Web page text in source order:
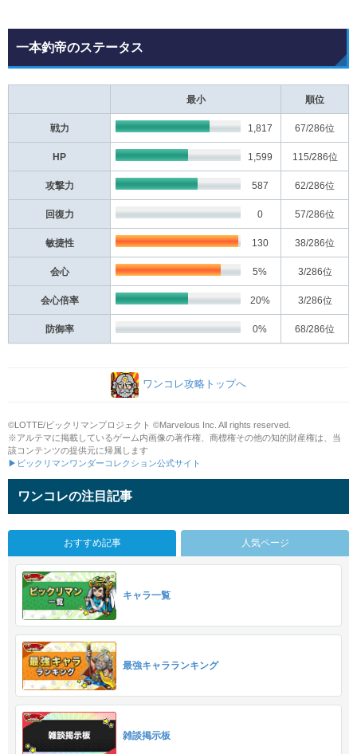
一本釣帝のステータス
最小 順位
戦力 1,817 67/286位
HP 1,599 115/286位
攻撃力 587 62/286位
回復力 0 57/286位
敏捷性 130 38/286位
会心 5% 3/286位
会心倍率 20% 3/286位
防御率 0% 68/286位
ワンコレ攻略トップへ
©LOTTE/ビックリマンプロジェクト ©Marvelous Inc. All rights reserved.
※アルテマに掲載しているゲーム内画像の著作権、商標権その他の知的財産権は、当
該コンテンツの提供元に帰属します
▶ビックリマンワンダーコレクション公式サイト
ワンコレの注目記事
おすすめ記事 人気ページ
キャラ一覧
最強キャラランキング
雑談掲示板